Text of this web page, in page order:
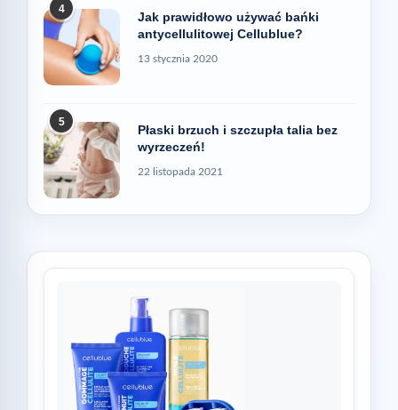
4
Jak prawidłowo używać bańki
antycellulitowej Cellublue?
13 stycznia 2020
5
Płaski brzuch i szczupła talia bez
wyrzeczeń!
22 listopada 2021